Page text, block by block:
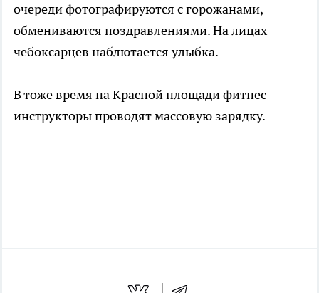
очереди фотографируются с горожанами,
обмениваются поздравлениями. На лицах
чебоксарцев наблютается улыбка.
В тоже время на Красной площади фитнес-
инструкторы проводят массовую зарядку.